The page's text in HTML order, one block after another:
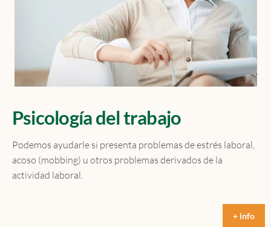
Psicología del trabajo
Podemos ayudarle si presenta problemas de estrés laboral,
acoso (mobbing) u otros problemas derivados de la
actividad laboral.
+ info